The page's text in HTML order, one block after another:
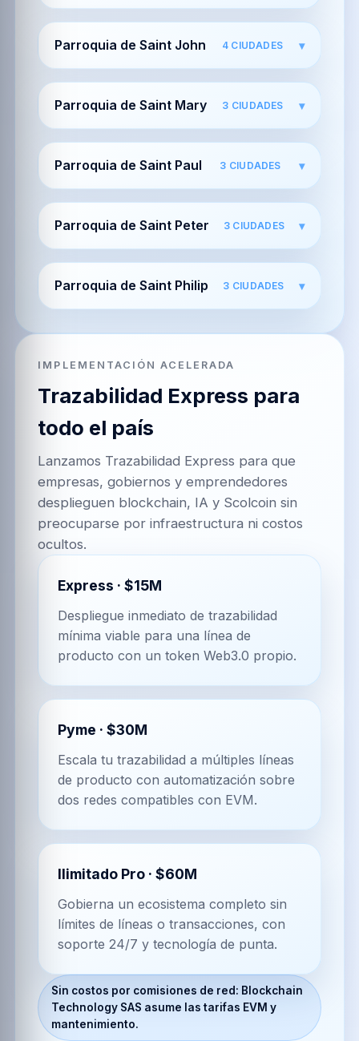
Parroquia de Saint John 4 CIUDADES
Parroquia de Saint Mary 3 CIUDADES
Parroquia de Saint Paul 3 CIUDADES
Parroquia de Saint Peter 3 CIUDADES
Parroquia de Saint Philip 3 CIUDADES
IMPLEMENTACIÓN ACELERADA
Trazabilidad Express para
todo el país
Lanzamos Trazabilidad Express para que
empresas, gobiernos y emprendedores
desplieguen blockchain, IA y Scolcoin sin
preocuparse por infraestructura ni costos
ocultos.
Express ·$15M
Despliegue inmediato de trazabilidad
mínima viable para una línea de
producto con un token Web3.0 propio.
Pyme ·$30M
Escala tu trazabilidad a múltiples líneas
de producto con automatización sobre
dos redes compatibles con EVM.
Ilimitado Pro ·$60M
Gobierna un ecosistema completo sin
límites de líneas o transacciones, con
soporte 24/7 y tecnología de punta.
Sin costos por comisiones de red: Blockchain
Technology SAS asume las tarifas EVM y
mantenimiento.